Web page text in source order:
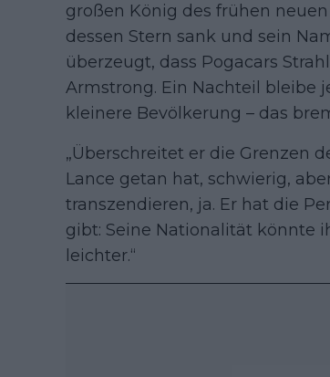
großen König des frühen
dessen Stern sank und sein
überzeugt, dass Pogacars
Armstrong. Ein Nachteil bleibe
kleinere Bevölkerung – das
„Überschreitet er die Grenzen
Lance getan hat, schwierig,
transzendieren, ja. Er hat die
gibt: Seine Nationalität könnte
leichter.“